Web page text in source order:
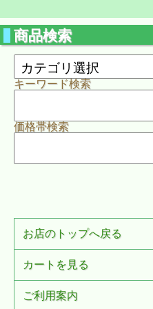
商品検索
キーワード検索
価格帯検索
お店のトップへ戻る
カートを見る
ご利用案内